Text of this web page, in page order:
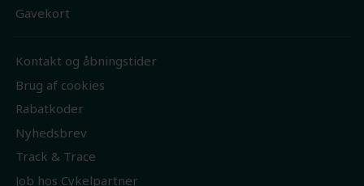
Gavekort
Kontakt og åbningstider
Brug af cookies
Rabatkoder
Nyhedsbrev
Track & Trace
Job hos Cykelpartner